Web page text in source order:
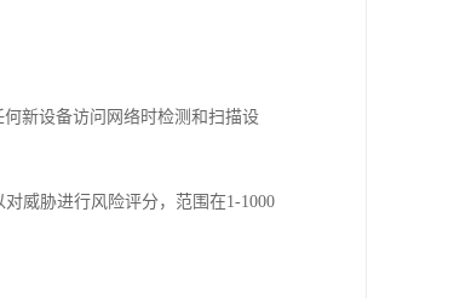
新设备访问网络时检测和扫描设
威胁进行风险评分，范围在1-1000